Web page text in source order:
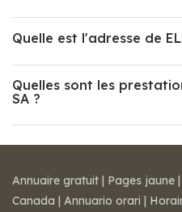
Quelle est l'adresse de
Quelles sont les
SA ?
Annuaire gratuit | Pages jaune |
Canada | Annuario orari |